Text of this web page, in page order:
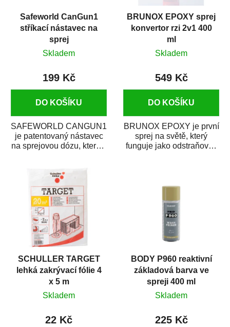
Safeworld CanGun1
stříkací nástavec na
sprej
Skladem
199 Kč
DO KOŠÍKU
SAFEWORLD CANGUN1
je patentovaný nástavec
na sprejovou dózu, který ji
BRUNOX EPOXY sprej
konvertor rzi 2v1 400
ml
Skladem
549 Kč
DO KOŠÍKU
BRUNOX EPOXY je první
sprej na světě, který
funguje jako odstraňovač
SCHULLER TARGET
lehká zakrývací fólie 4
x 5 m
Skladem
22 Kč
BODY P960 reaktivní
základová barva ve
spreji 400 ml
Skladem
225 Kč